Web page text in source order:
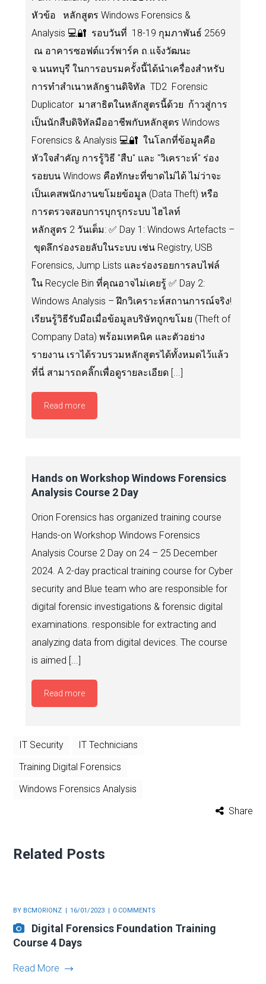
หัวข้อ หลักสูตร Windows Forensics &
Analysis 💻🔐 รอบวันที่ 18-19 กุมภาพันธ์ 2569
ณ อาคารซอฟต์แวร์พาร์ค ถ.แจ้งวัฒนะ
จ.นนทบุรี ในการอบรมครั้งนี้ได้นำเครื่องสำหรับ
การทำสำเนาหลักฐานดิจิทัล TD2 Forensic
Duplicator มาสาธิตในหลักสูตรนี้ด้วย ก้าวสู่การ
เป็นนักสืบดิจิทัลมืออาชีพกับหลักสูตร Windows
Forensics & Analysis 💻🔐 ในโลกที่ข้อมูลคือ
หัวใจสำคัญ การรู้วิธี "สืบ" และ "วิเคราะห์" ร่อง
รอยบน Windows คือทักษะที่ขาดไม่ได้ ไม่ว่าจะ
เป็นเคสพนักงานขโมยข้อมูล (Data Theft) หรือ
การตรวจสอบการบุกรุกระบบ ไฮไลท์
หลักสูตร 2 วันเต็ม: ✅ Day 1: Windows Artefacts –
ขุดลึกร่องรอยลับในระบบ เช่น Registry, USB
Forensics, Jump Lists และร่องรอยการลบไฟล์
ใน Recycle Bin ที่คุณอาจไม่เคยรู้ ✅ Day 2:
Windows Analysis – ฝึกวิเคราะห์สถานการณ์จริง!
เรียนรู้วิธีรับมือเมื่อข้อมูลบริษัทถูกขโมย (Theft of
Company Data) พร้อมเทคนิค และตัวอย่าง
รายงาน เราได้รวบรวมหลักสูตรได้ทั้งหมดไว้แล้ว
ที่นี่ สามารถคลิ๊กเพื่อดูรายละเอียด [...]
Read more
Hands on Workshop Windows Forensics
Analysis Course 2 Day
Orion Forensics has organized training course
Hands-on Workshop Windows Forensics
Analysis Course 2 Day on 24 – 25 December
2024. A 2-day practical training course for Cyber
security and Blue team who are responsible for
digital forensic investigations & forensic digital
examinations. responsible for extracting and
analyzing data from digital devices. The course
is aimed [...]
Read more
IT Security
IT Technicians
Training Digital Forensics
Windows Forensics Analysis
Share
Related Posts
BY BCMORIONZ 16/01/2023 0 COMMENTS
Digital Forensics Foundation Training
Course 4 Days
Read More